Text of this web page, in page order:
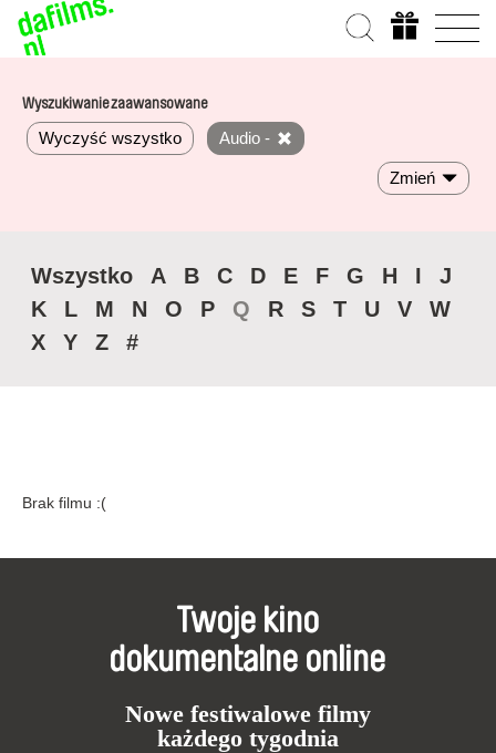
Wyszukiwanie zaawansowane
Wyczyść wszystko Audio -
Zmień
Wszystko A B C D E F G H I
J
K
L M N O P Q R S T U V
W
X
Y Z #
Brak filmu :(
Twoje kino
dokumentalne online
Nowe festiwalowe filmy
każdego tygodnia